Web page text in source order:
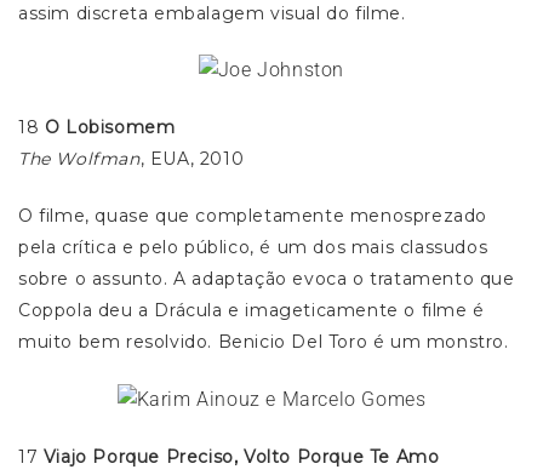
assim discreta embalagem visual do filme.
18 O Lobisomem
The Wolfman, EUA, 2010
O filme, quase que completamente menosprezado
pela crítica e pelo público, é um dos mais classudos
sobre o assunto. A adaptação evoca o tratamento que
Coppola deu a Drácula e imageticamente o filme é
muito bem resolvido. Benicio Del Toro é um monstro.
17 Viajo Porque Preciso, Volto Porque Te Amo